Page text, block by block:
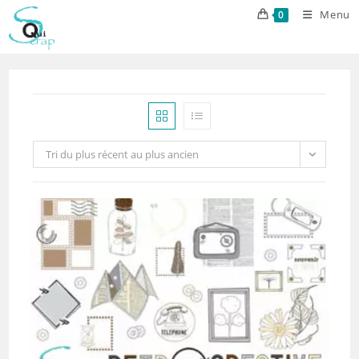
Skip
content
0 Menu
Tri du plus récent au plus ancien